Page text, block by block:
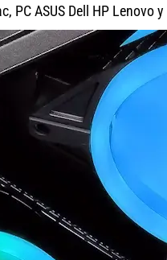
PC ASUS Dell HP Lenovo y